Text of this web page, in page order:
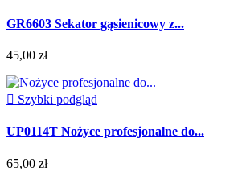
GR6603 Sekator gąsienicowy z...
45,00 zł
 Szybki podgląd
UP0114T Nożyce profesjonalne do...
65,00 zł